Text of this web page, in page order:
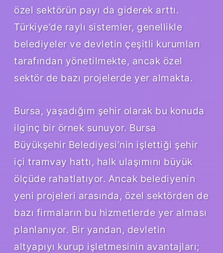
özel sektörün payı da giderek arttı.
Türkiye’de raylı sistemler, genellikle
belediyeler ve devletin çeşitli kurumları
tarafından yönetilmekte, ancak özel
sektör de bazı projelerde yer almakta.
Bursa, yaşadığım şehir olarak bu konuda
ilginç bir örnek sunuyor. Bursa
Büyükşehir Belediyesi’nin işlettiği şehir
içi tramvay hattı, halk ulaşımını büyük
ölçüde rahatlatıyor. Ancak belediyenin
yeni projeleri arasında, özel sektörden de
bazı firmaların bu hizmetlerde yer alması
planlanıyor. Bir yandan, devletin
altyapıyı kurup işletmesinin avantajları;